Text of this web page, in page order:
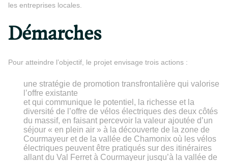
les entreprises locales.
Démarches
Pour atteindre l’objectif, le projet envisage trois actions :
une stratégie de promotion transfrontalière qui valorise
l’offre existante
et qui communique le potentiel, la richesse et la
diversité de l’offre de vélos électriques des deux côtés
du massif, en faisant percevoir la valeur ajoutée d’un
séjour « en plein air » à la découverte de la zone de
Courmayeur et de la vallée de Chamonix où les vélos
électriques peuvent être pratiqués sur des itinéraires
allant du Val Ferret à Courmayeur jusqu’à la vallée de